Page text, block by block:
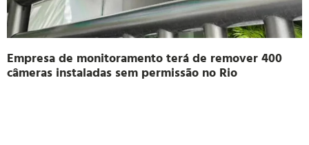
Empresa de monitoramento terá de remover 400
câmeras instaladas sem permissão no Rio